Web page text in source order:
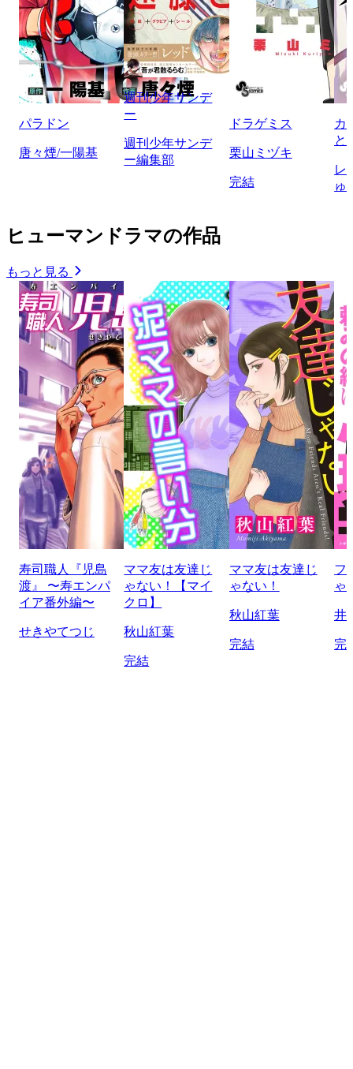
パラドン
唐々煙/一陽基
週刊少年サンデ
ー
週刊少年サンデ
ー編集部
ドラゲミス
栗山ミヅキ
完結
カ
と
レ
ゅ
ヒューマンドラマの作品
もっと見る
寿司職人『児島
渡』 〜寿エンパ
イア番外編〜
せきやてつじ
ママ友は友達じ
ゃない！【マイ
クロ】
秋山紅葉
完結
ママ友は友達じ
ゃない！
秋山紅葉
完結
フ
ゃ
井
完